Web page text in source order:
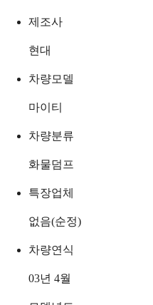
제조사
현대
차량모델
마이티
차량분류
화물덤프
특장업체
없음(순정)
차량연식
03년 4월